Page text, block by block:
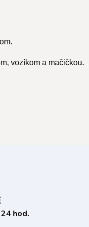
vozíkom a mačičkou.
hod.